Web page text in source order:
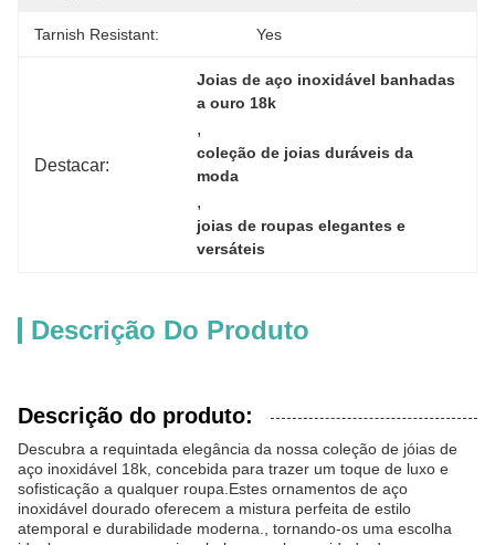
Tarnish Resistant: Yes
Destacar:
Joias de aço inoxidável banhadas
a ouro 18k
,
coleção de joias duráveis ​​da
moda
,
joias de roupas elegantes e
versáteis
Descrição Do Produto
Descrição do produto:
Descubra a requintada elegância da nossa coleção de jóias de
aço inoxidável 18k, concebida para trazer um toque de luxo e
sofisticação a qualquer roupa.Estes ornamentos de aço
inoxidável dourado oferecem a mistura perfeita de estilo
atemporal e durabilidade moderna., tornando-os uma escolha